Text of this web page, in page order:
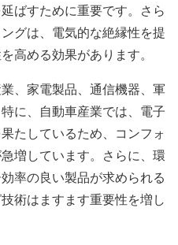
ばすために重要です。さら
グは、電気的な絶縁性を提
高める効果があります。
、家電製品、通信機器、軍
に、自動車産業では、電子
たしているため、コンフォ
増しています。さらに、環
率の良い製品が求められる
術はますます重要性を増し